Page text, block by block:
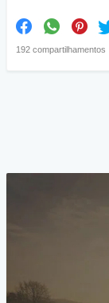
192 compartilhamentos